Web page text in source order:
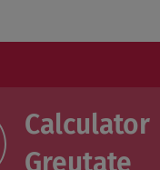
Calculator
Greutate